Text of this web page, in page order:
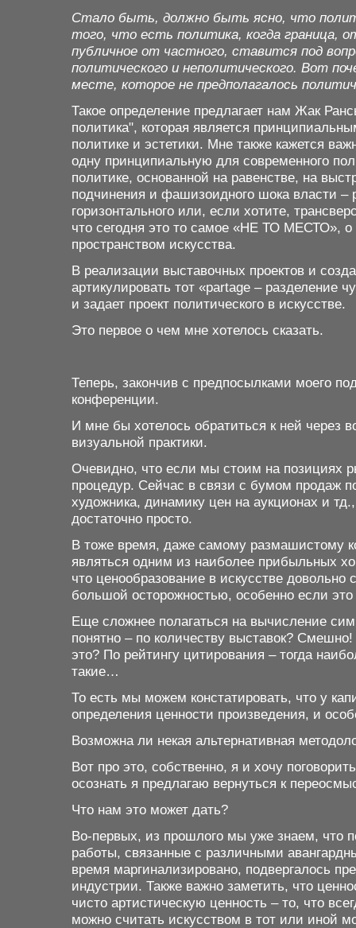
Стало быть, должно быть ясно, что
того, что есть политика, когда граница,
публичное от частного, ставится под
политического и неполитического. Вот
месте, которое не предполагалось
Такое определение предлагает нам Жак
политика", которая является
политике и эстетики. Мне также кажется
одну принципиальную для современного
политике, основанной на равенстве, на
подчинения и фашизоидного шока власти –
горизонтального или, если хотите,
что сегодня это то самое «НЕ ТО МЕСТО», о
пространством искусства.
В реализации выставочных проектов и
артикулировать тот «partage – разделение
и задает проект политического в искусстве.
Это первое о чем мне хотелось сказать.
Теперь, закончив с предпосылками моего
конференции.
И мне бы хотелось обратиться к ней через
визуальной практики.
Очевидно, что если мы стоим на позициях
процедур. Сейчас в связи с бумом продаж
художника, динамику цен на аукционах и
достаточно просто.
В тоже время, даже самому размашистому
являться одним из наиболее прибыльных
что ценообразование в искусстве
большой осторожностью, особенно если
Еще сложнее полагаться на вычисление
понятно – по количеству выставок?
это? По рейтингу цитирования – тогда
такие…
То есть мы можем констатировать, что у
определения ценности произведения, и
Возможна ли некая альтернативная
Вот про это, собственно, я и хочу
осознать я предлагаю вернуться к
Что нам это может дать?
Во-первых, из прошлого мы уже знаем, что
работы, связанные с различными
время маргинализировано, подвергалось
индустрии. Также важно заметить, что
чисто артистическую ценность – то, что
можно считать искусством в тот или иной